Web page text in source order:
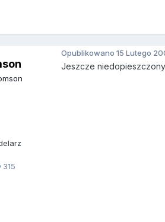
315
Opublikowano 15 Lutego
Jeszcze